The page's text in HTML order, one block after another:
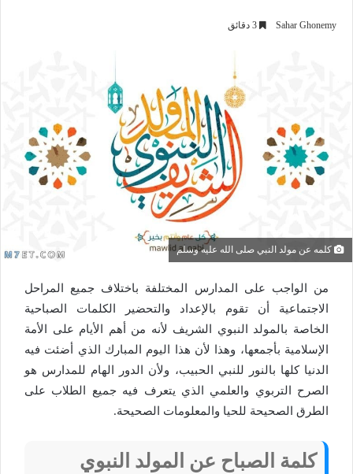
Sahar Ghonemy
كلمه عن مولد النبي صلى الله عليه وسلم
من الواجب على المدارس المختلفة باختلاف جميع المراحل
الاجتماعية أن تقوم بالإعداد والتحضير الكلمات الصباحية
الخاصة بالمولد النبوي الشريف لأنه من أهم الأيام على الأمة
الإسلامية بأجمعها، وهذا لأن هذا اليوم المبارك الذي أضئت فيه
الدنيا كلها بالنور للنبي الحبيب، ولأن الدور الهام للمدارس هو
الصرح التربوي والعلمي الذي يتعرف فيه جميع الطلاب على
الطرق الصحيحة للحيا والمعلومات الصحيحة.
كلمة الصباح عن المولد النبوي